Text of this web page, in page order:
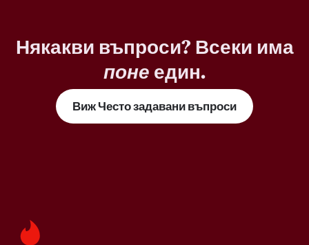
Някакви въпроси? Всеки има
поне един.
Виж Често задавани въпроси